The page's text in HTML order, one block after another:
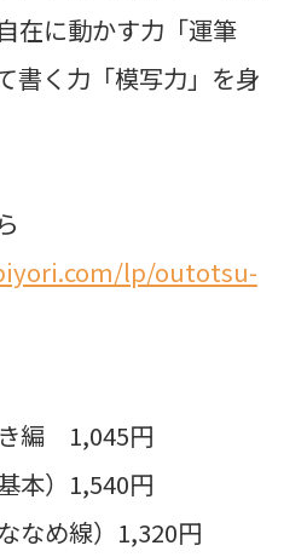
在に動かす力「運筆
書く力「模写力」を身
lp/outotsu-
編 1,045円
本）1,540円
なめ線）1,320円